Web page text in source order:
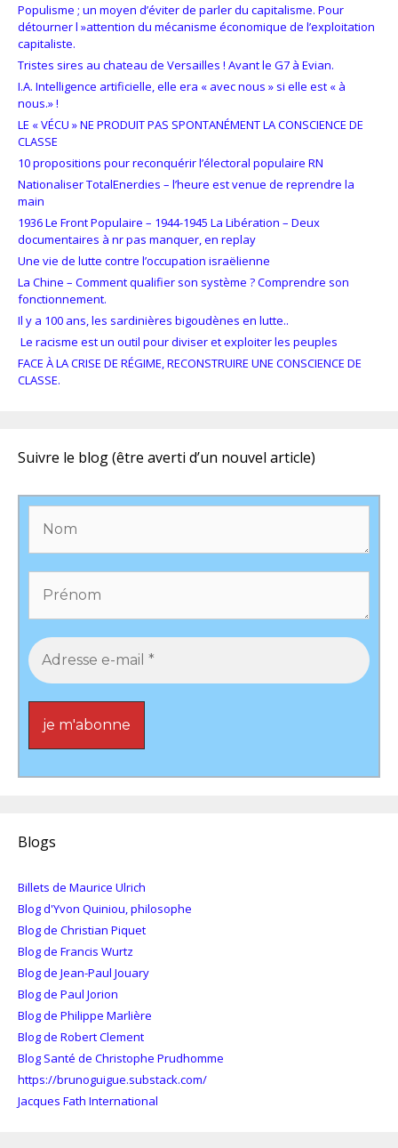
Populisme ; un moyen d’éviter de parler du capitalisme. Pour
détourner l »attention du mécanisme économique de l’exploitation
capitaliste.
Tristes sires au chateau de Versailles ! Avant le G7 à Evian.
I.A. Intelligence artificielle, elle era « avec nous » si elle est « à
nous.» !
LE « VÉCU » NE PRODUIT PAS SPONTANÉMENT LA CONSCIENCE DE
CLASSE
10 propositions pour reconquérir l’électoral populaire RN
Nationaliser TotalEnerdies – l’heure est venue de reprendre la
main
1936 Le Front Populaire – 1944-1945 La Libération – Deux
documentaires à nr pas manquer, en replay
Une vie de lutte contre l’occupation israëlienne
La Chine – Comment qualifier son système ? Comprendre son
fonctionnement.
Il y a 100 ans, les sardinières bigoudènes en lutte..
Le racisme est un outil pour diviser et exploiter les peuples
FACE À LA CRISE DE RÉGIME, RECONSTRUIRE UNE CONSCIENCE DE
CLASSE.
Suivre le blog (être averti d’un nouvel article)
Blogs
Billets de Maurice Ulrich
Blog d'Yvon Quiniou, philosophe
Blog de Christian Piquet
Blog de Francis Wurtz
Blog de Jean-Paul Jouary
Blog de Paul Jorion
Blog de Philippe Marlière
Blog de Robert Clement
Blog Santé de Christophe Prudhomme
https://brunoguigue.substack.com/
Jacques Fath International